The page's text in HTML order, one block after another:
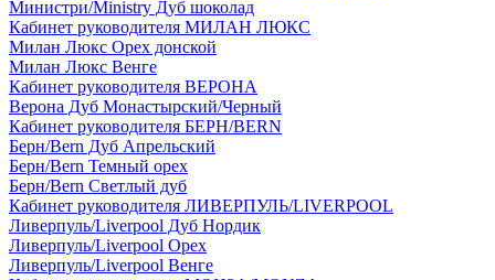
Министри/Ministry Дуб шоколад
Кабинет руководителя МИЛАН ЛЮКС
Милан Люкс Орех донской
Милан Люкс Венге
Кабинет руководителя ВЕРОНА
Верона Дуб Монастырский/Черный
Кабинет руководителя БЕРН/BERN
Берн/Bern Дуб Апрельский
Берн/Bern Темный орех
Берн/Bern Светлый дуб
Кабинет руководителя ЛИВЕРПУЛЬ/LIVERPOOL
Ливерпуль/Liverpool Дуб Нордик
Ливерпуль/Liverpool Орех
Ливерпуль/Liverpool Венге